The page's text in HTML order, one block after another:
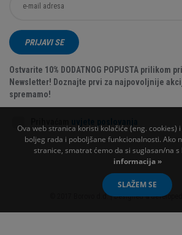
PRIJAVI SE
Ostvarite 10% DODATNOG POPUSTA prilikom
Newsletter! Doznajte prvi za najpovoljnije
spremamo!
© 2017 Borovo d.d. | Designed & developed
Ova web stranica koristi kolačiće (eng. cookies)
boljeg rada i poboljšane funkcionalnosti. Ako
stranice, smatrat ćemo da si suglasan/na
informacija »
SLAŽEM SE